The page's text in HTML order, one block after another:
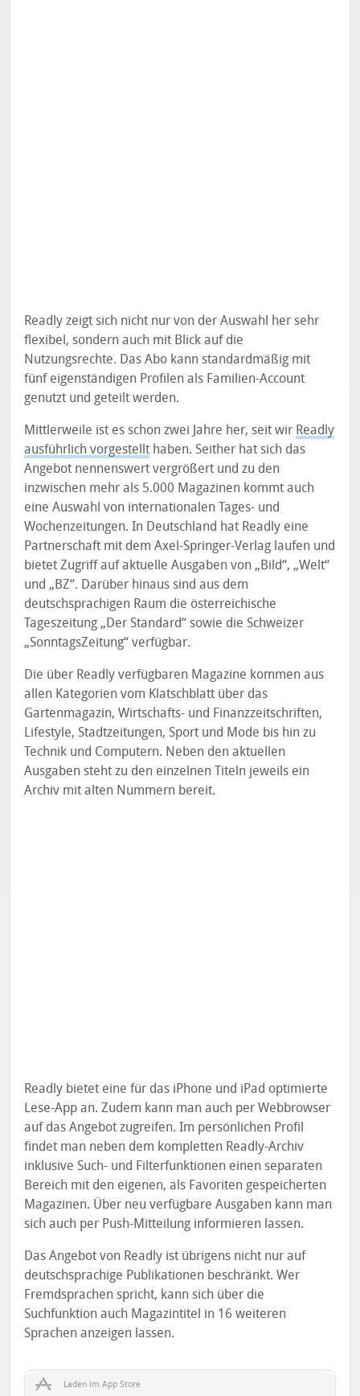
Readly zeigt sich nicht nur von der Auswahl her sehr
flexibel, sondern auch mit Blick auf die
Nutzungsrechte. Das Abo kann standardmäßig mit
fünf eigenständigen Profilen als Familien-Account
genutzt und geteilt werden.
Mittlerweile ist es schon zwei Jahre her, seit wir Readly
ausführlich vorgestellt haben. Seither hat sich das
Angebot nennenswert vergrößert und zu den
inzwischen mehr als 5.000 Magazinen kommt auch
eine Auswahl von internationalen Tages- und
Wochenzeitungen. In Deutschland hat Readly eine
Partnerschaft mit dem Axel-Springer-Verlag laufen und
bietet Zugriff auf aktuelle Ausgaben von „Bild“, „Welt“
und „BZ“. Darüber hinaus sind aus dem
deutschsprachigen Raum die österreichische
Tageszeitung „Der Standard“ sowie die Schweizer
„SonntagsZeitung“ verfügbar.
Die über Readly verfügbaren Magazine kommen aus
allen Kategorien vom Klatschblatt über das
Gartenmagazin, Wirtschafts- und Finanzzeitschriften,
Lifestyle, Stadtzeitungen, Sport und Mode bis hin zu
Technik und Computern. Neben den aktuellen
Ausgaben steht zu den einzelnen Titeln jeweils ein
Archiv mit alten Nummern bereit.
Readly bietet eine für das iPhone und iPad optimierte
Lese-App an. Zudem kann man auch per Webbrowser
auf das Angebot zugreifen. Im persönlichen Profil
findet man neben dem kompletten Readly-Archiv
inklusive Such- und Filterfunktionen einen separaten
Bereich mit den eigenen, als Favoriten gespeicherten
Magazinen. Über neu verfügbare Ausgaben kann man
sich auch per Push-Mitteilung informieren lassen.
Das Angebot von Readly ist übrigens nicht nur auf
deutschsprachige Publikationen beschränkt. Wer
Fremdsprachen spricht, kann sich über die
Suchfunktion auch Magazintitel in 16 weiteren
Sprachen anzeigen lassen.
Laden im App Store